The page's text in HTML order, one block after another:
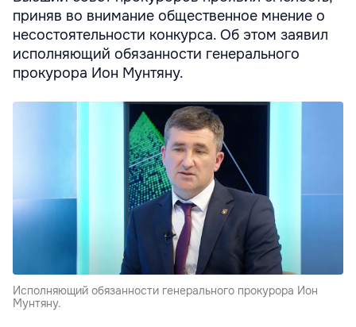
приняв во внимание общественное мнение о
несостоятельности конкурса. Об этом заявил
исполняющий обязанности генерального
прокурора Ион Мунтяну.
Исполняющий обязанности генерального прокурора Ион
Мунтяну.